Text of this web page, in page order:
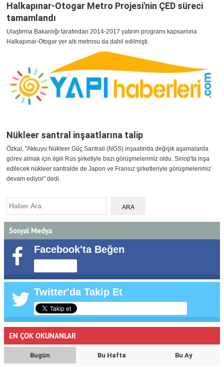
Halkapınar-Otogar Metro Projesi'nin ÇED süreci
tamamlandı
Ulaştırma Bakanlığı tarafından 2014-2017 yatırım programı kapsamına
Halkapınar-Otogar yer altı metrosu da dahil edilmişti.
Nükleer santral inşaatlarına talip
Özkal, "Akkuyu Nükleer Güç Santrali (NGS) inşaatında değişik aşamalarda
görev almak için ilgili Rus şirketiyle bazı görüşmelerimiz oldu. Sinop'ta inşa
edilecek nükleer santralde de Japon ve Fransız şirketleriyle görüşmelerimiz
devam ediyor" dedi.
Sosyal Medya
Facebook'ta Beğen
Twitter'da Takip Et
EN ÇOK OKUNANLAR
Bugün Bu Hafta Bu Ay